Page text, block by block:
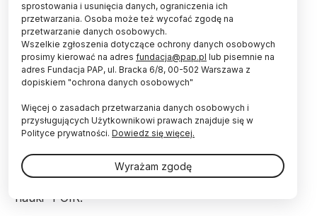
Na wsparcie sektora nauki przeznaczono ponad
2,5 mld złotych z funduszy unijnych z Programu
Operacyjnego Inteligentny Rozwój (POIR) -
podsumował Ośrodek Przetwarzania Informacji –
Państwowy Instytut Badawczy (OPI PIB).
Dofinansowane inicjatywy mają znaczenie
OPI PIB poinformowało w piątek, że w czwartek na
konferencji „Nauka Inwestycje Rozwój”
podsumowano realizację Działania 4.2 „Rozwój
nauki” POIR.
sprostowania i usunięcia danych, ograniczenia ich
przetwarzania. Osoba może też wycofać zgodę na
przetwarzanie danych osobowych.
Wszelkie zgłoszenia dotyczące ochrony danych osobowych
prosimy kierować na adres fundacja@pap.pl lub pisemnie na
adres Fundacja PAP, ul. Bracka 6/8, 00-502 Warszawa z
dopiskiem "ochrona danych osobowych"
Więcej o zasadach przetwarzania danych osobowych i
przysługujących Użytkownikowi prawach znajduje się w
Polityce prywatności. Dowiedz się więcej.
Wyrażam zgodę